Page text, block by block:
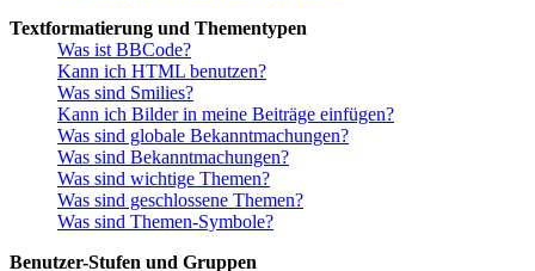
Textformatierung und Thementypen
Was ist BBCode?
Kann ich HTML benutzen?
Was sind Smilies?
Kann ich Bilder in meine Beiträge einfügen?
Was sind globale Bekanntmachungen?
Was sind Bekanntmachungen?
Was sind wichtige Themen?
Was sind geschlossene Themen?
Was sind Themen-Symbole?
Benutzer-Stufen und Gruppen